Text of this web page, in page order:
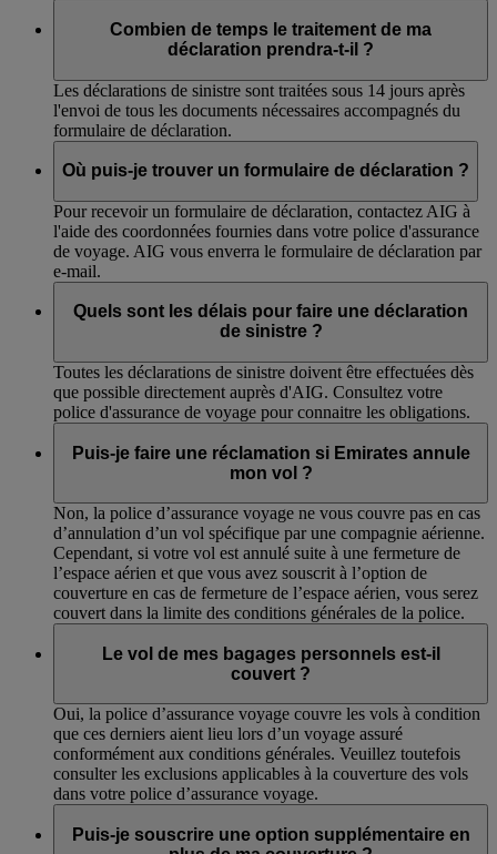
Combien de temps le traitement de ma
déclaration prendra-t-il ?
Les déclarations de sinistre sont traitées sous 14 jours après
l'envoi de tous les documents nécessaires accompagnés du
formulaire de déclaration.
Où puis-je trouver un formulaire de déclaration ?
Pour recevoir un formulaire de déclaration, contactez AIG à
l'aide des coordonnées fournies dans votre police d'assurance
de voyage. AIG vous enverra le formulaire de déclaration par
e-mail.
Quels sont les délais pour faire une déclaration
de sinistre ?
Toutes les déclarations de sinistre doivent être effectuées dès
que possible directement auprès d'AIG. Consultez votre
police d'assurance de voyage pour connaitre les obligations.
Puis-je faire une réclamation si Emirates annule
mon vol ?
Non, la police d’assurance voyage ne vous couvre pas en cas
d’annulation d’un vol spécifique par une compagnie aérienne.
Cependant, si votre vol est annulé suite à une fermeture de
l’espace aérien et que vous avez souscrit à l’option de
couverture en cas de fermeture de l’espace aérien, vous serez
couvert dans la limite des conditions générales de la police.
Le vol de mes bagages personnels est-il
couvert ?
Oui, la police d’assurance voyage couvre les vols à condition
que ces derniers aient lieu lors d’un voyage assuré
conformément aux conditions générales. Veuillez toutefois
consulter les exclusions applicables à la couverture des vols
dans votre police d’assurance voyage.
Puis-je souscrire une option supplémentaire en